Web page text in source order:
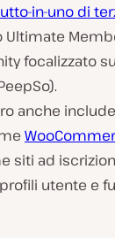
in-uno di
Ultimate
focalizzato
anche
siti ad
utente e